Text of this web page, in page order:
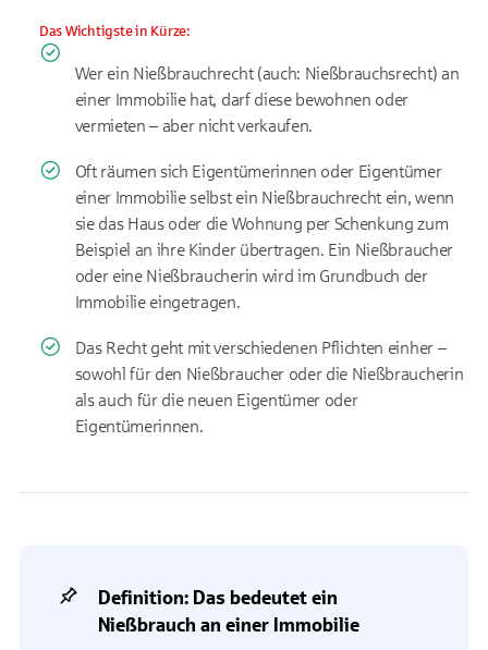
Das Wichtigste in Kürze:
Wer ein Nießbrauchrecht (auch: Nießbrauchsrecht) an
einer Immobilie hat, darf diese bewohnen oder
vermieten – aber nicht verkaufen.
Oft räumen sich Eigentümerinnen oder Eigentümer
einer Immobilie selbst ein Nießbrauchrecht ein, wenn
sie das Haus oder die Wohnung per Schenkung zum
Beispiel an ihre Kinder übertragen. Ein Nießbraucher
oder eine Nießbraucherin wird im Grundbuch der
Immobilie eingetragen.
Das Recht geht mit verschiedenen Pflichten einher –
sowohl für den Nießbraucher oder die Nießbraucherin
als auch für die neuen Eigentümer oder
Eigentümerinnen.
Definition: Das bedeutet ein
Nießbrauch an einer Immobilie